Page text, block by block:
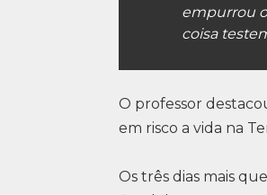
empurrou
coisa
O professor
em risco a vida na
Os três dias mais